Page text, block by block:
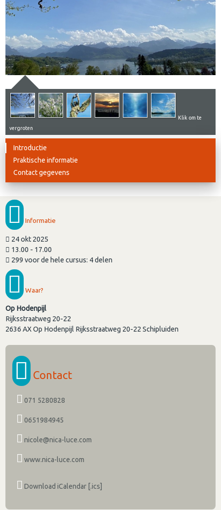
Klik om te
vergroten
Introductie
Praktische informatie
Contact gegevens
Informatie
24 okt 2025
13.00 - 17.00
299 voor de hele cursus: 4 delen
Waar?
Op Hodenpijl
Rijksstraatweg 20-22
2636 AXOp Hodenpijl Rijksstraatweg 20-22 Schipluiden
Contact
071 5280828
0651984945
nicole@nica-luce.com
www.nica-luce.com
Download iCalendar [.ics]